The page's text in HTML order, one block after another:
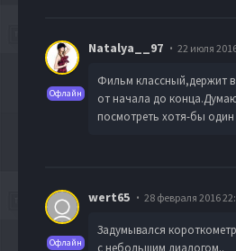
Офлайн
Natalya__97 22 июля
Фильм классный,держит
от начала до
посмотреть хотя-бы один
Офлайн
wert65 28 февраля 2016
Задумывался